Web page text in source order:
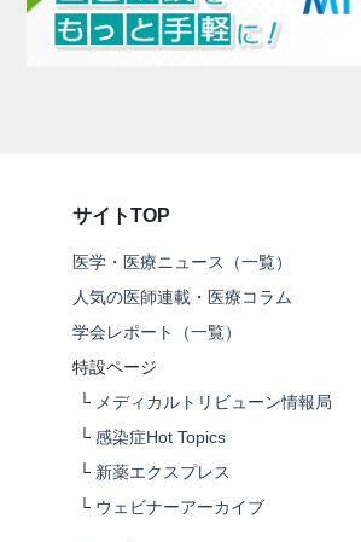
サイトTOP
医学・医療ニュース（一覧）
人気の医師連載・医療コラム
学会レポート（一覧）
特設ページ
└ メディカルトリビューン情報局
└ 感染症Hot Topics
└ 新薬エクスプレス
└ ウェビナーアーカイブ